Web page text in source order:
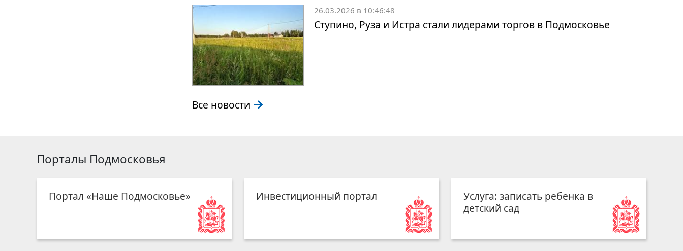
26.03.2026 в 10:46:48
Ступино, Руза и Истра стали лидерами торгов в Подмосковье
Все новости
Порталы Подмосковья
Портал «Наше Подмосковье» Инвестиционный портал
Услуга: записать ребенка в
детский сад